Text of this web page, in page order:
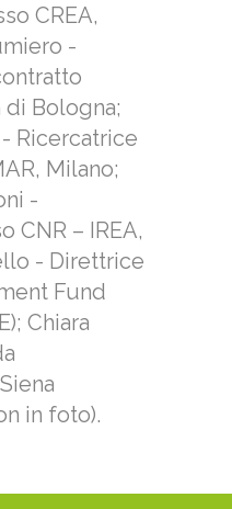
CREA,
-
Bologna;
Ricercatrice
Milano;
-
CNR – IREA,
- Direttrice
Fund
Chiara
in foto).